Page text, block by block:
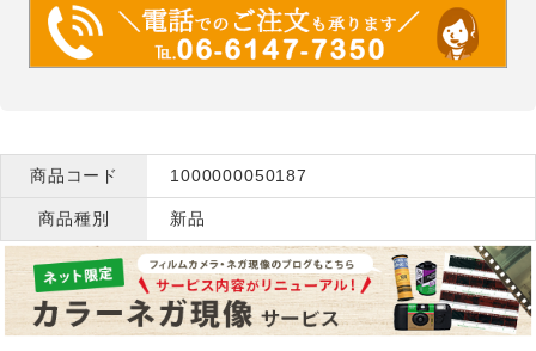
商品コード 1000000050187
商品種別 新品